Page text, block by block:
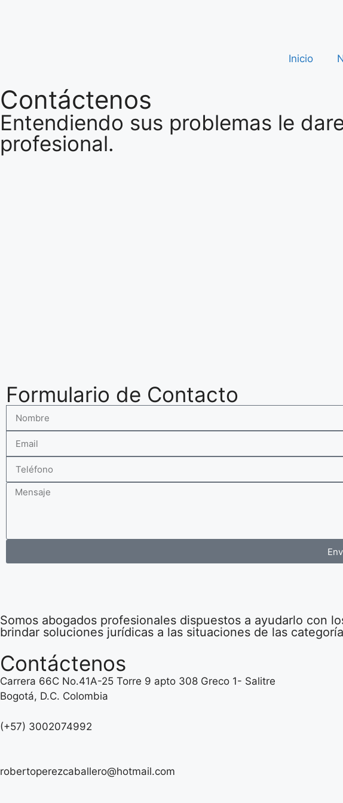
Inicio
Contáctenos
Entendiendo sus problemas le
profesional.
Formulario de Contacto
Somos abogados profesionales dispuestos a ayudarlo con
brindar soluciones jurídicas a las situaciones de las
Contáctenos
Carrera 66C No.41A-25 Torre 9 apto 308 Greco 1- Salitre
Bogotá, D.C. Colombia
(+57) 3002074992
robertoperezcaballero@hotmail.com